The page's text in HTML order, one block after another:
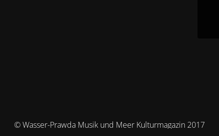
© Wasser-Prawda Musik und Meer Kulturmagazin 2017